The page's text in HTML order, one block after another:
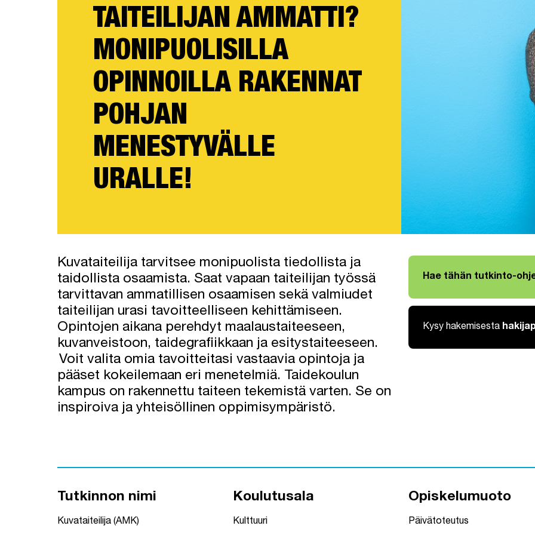
TAITEILIJAN AMMATTI?
MONIPUOLISILLA
OPINNOILLA RAKENNAT
POHJAN
MENESTYVÄLLE
URALLE!
Kuvataiteilija tarvitsee monipuolista tiedollista ja
taidollista osaamista. Saat vapaan taiteilijan työssä
tarvittavan ammatillisen osaamisen sekä valmiudet
taiteilijan urasi tavoitteelliseen kehittämiseen.
Opintojen aikana perehdyt maalaustaiteeseen,
kuvanveistoon, taidegrafiikkaan ja esitystaiteeseen.
Voit valita omia tavoitteitasi vastaavia opintoja ja
pääset kokeilemaan eri menetelmiä. Taidekoulun
kampus on rakennettu taiteen tekemistä varten. Se on
inspiroiva ja yhteisöllinen oppimisympäristö.
Hae tähän tutkinto-
Kysy hakemisesta
Tutkinnon nimi
Kuvataiteilija (AMK)
Koulutusala
Kulttuuri
Opiskelumuoto
Päivätoteutus